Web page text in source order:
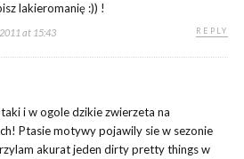
lakieromanię :)) !
at 15:43 REPLY
i w ogole dzikie zwierzeta na
Ptasie motywy pojawily sie w sezonie
akurat jeden dirty pretty things w